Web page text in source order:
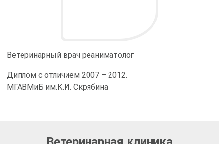
Ветеринарный врач реаниматолог
Диплом с отличием 2007 – 2012.
МГАВМиБ им.К.И. Скрябина